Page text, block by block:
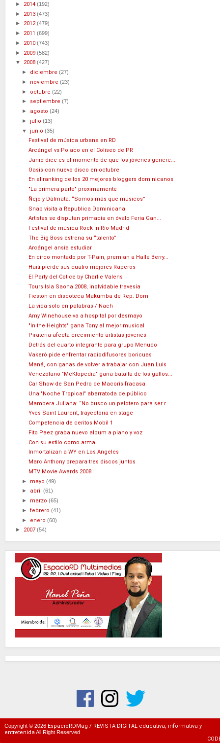
► 2014 (192)
► 2013 (473)
► 2012(479)
► 2011 (699)
► 2010 (743)
► 2009 (582)
▼ 2008 (427)
► diciembre(27)
► noviembre(23)
► octubre(22)
► septiembre(7)
► agosto(24)
►julio(13)
▼junio(35)
Festival de música urbana en RD
Arcángel vs Polaco en el Coliseo de PR
Janio dice es el momento de que los jóvenes genere...
Oasis con nuevo disco en octubre
En el ranking de los 20 mejores bloggers dominicanos
"La primera parte" proximamente
Ñejo y Dálmata: “Somos más que músicos”
Snap visita a Republica Dominicana
Artistas se disputan primacía en óvalo Feria Gan...
Festival de música Rock in Río-Madrid
The Big Boss estrena su “talento”
Arcángel ansía estudiar
En circo montado por T-Pain, premian a Halle Berry...
Haiti pierde sus cuatro mejores Raperos
El Party del Cotice by Charlie Valens
Tours Isla Saona 2008, inolvidable travesía
Fieston en discoteca Makumba de Rep. Dom
La vida solo en palabras / Nach
Amy Winehouse va a hospital por desmayo
"In the Heights" gana Tony al mejor musical
Pirateria afecta crecimiento artistas jovenes
Detrás del cuarto integrante para grupo Menudo
Vakeró pide enfrentar radiodifusores boricuas
Maná, con ganas de volver a trabajar con Juan Luis
Venezolano "McKlopedia" gana batalla de los gallos...
Car Show de San Pedro de Macorís fracasa
Una "Noche Tropical" abarratoda de público
Mambera Juliana: “No busco un pelotero para ser r...
Yves Saint Laurent, trayectoria en stage
Competencia de ceritos Mobil 1
Fito Paez graba nuevo album a piano y voz
Con su estilo como arma
Inmortalizan a WY en Los Angeles
Marc Anthony prepara tres discos juntos
MTV Movie Awards 2008
► mayo(49)
► abril(61)
► marzo(65)
►febrero(41)
► enero(60)
► 2007 (54)
Copyright © 2026 EspacioRDMag / REVISTA DIGITAL educativa, informativa y
entretenidaAll Right Reserved